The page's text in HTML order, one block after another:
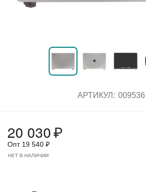
АРТИКУЛ: 009536
20 030₽
Опт 19 540 ₽
НЕТ В НАЛИЧИИ